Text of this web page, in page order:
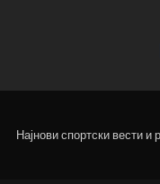
Најнови спортски вести и